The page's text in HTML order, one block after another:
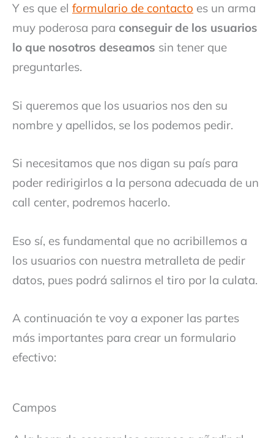
Y es que el formulario de contacto es un arma
muy poderosa para conseguir de los usuarios
lo que nosotros deseamos sin tener que
preguntarles.
Si queremos que los usuarios nos den su
nombre y apellidos, se los podemos pedir.
Si necesitamos que nos digan su país para
poder redirigirlos a la persona adecuada de un
call center, podremos hacerlo.
Eso sí, es fundamental que no acribillemos a
los usuarios con nuestra metralleta de pedir
datos, pues podrá salirnos el tiro por la culata.
A continuación te voy a exponer las partes
más importantes para crear un formulario
efectivo:
Campos